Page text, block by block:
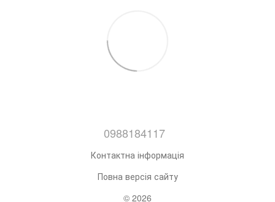
0988184117
Контактна інформація
Повна версія сайту
© 2026